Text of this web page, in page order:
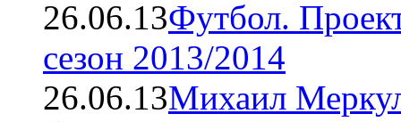
26.06.13Футбол.
сезон 2013/2014
26.06.13Михаил